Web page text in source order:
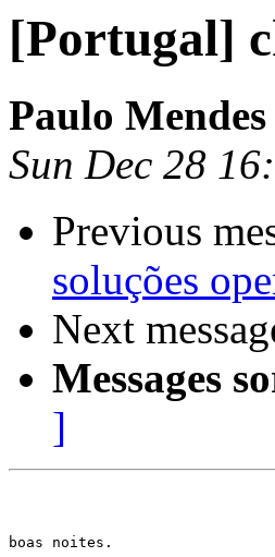
[Portugal]
Paulo
Sun Dec 28
Previous
soluções
Next
Messages
]
boas noites.